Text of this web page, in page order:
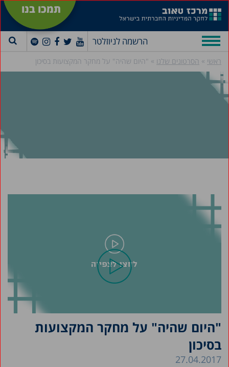
תמכו בנו
הרשמה לניוזלטר
ראשי » הסרטונים שלנו » "היום שהיה" על מחקר המקצועות בסיכון
"היום שהיה" על מחקר המקצועות
בסיכון
27.04.2017